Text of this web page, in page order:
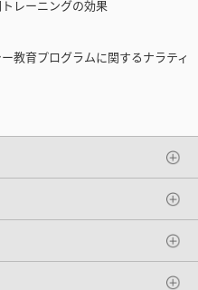
レーニングの効果
教育プログラムに関するナラティ